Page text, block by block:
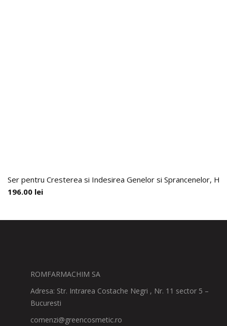
Ser pentru Cresterea si Indesirea Genelor si Sprancenelor,
196.00 lei
ROMFARMACHIM SA
Adresa: Str. Intrarea Costache Negri , Nr. 11 sector 5 –
Bucuresti
comenzi@greencosmetic.ro